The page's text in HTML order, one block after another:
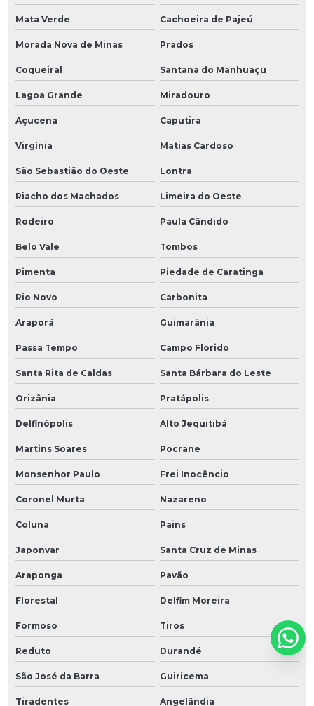
Mata Verde Cachoeira de Pajeú
Morada Nova de Minas Prados
Coqueiral Santana do Manhuaçu
Lagoa Grande Miradouro
Açucena Caputira
Virgínia Matias Cardoso
São Sebastião do Oeste Lontra
Riacho dos Machados Limeira do Oeste
Rodeiro Paula Cândido
Belo Vale Tombos
Pimenta Piedade de Caratinga
Rio Novo Carbonita
Araporã Guimarânia
Passa Tempo Campo Florido
Santa Rita de Caldas Santa Bárbara do Leste
Orizânia Pratápolis
Delfinópolis Alto Jequitibá
Martins Soares Pocrane
Monsenhor Paulo Frei Inocêncio
Coronel Murta Nazareno
Coluna Pains
Japonvar Santa Cruz de Minas
Araponga Pavão
Florestal Delfim Moreira
Formoso Tiros
Reduto Durandé
São José da Barra Guiricema
Tiradentes Angelândia